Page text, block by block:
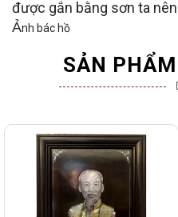
được gắn bằng sơn ta
Ảnh bác hồ
SẢN